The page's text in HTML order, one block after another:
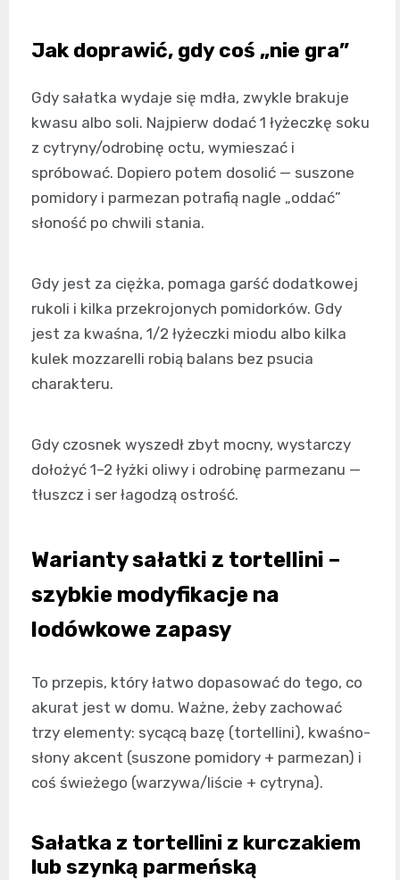
Jak doprawić, gdy coś „nie gra”
Gdy sałatka wydaje się mdła, zwykle brakuje
kwasu albo soli. Najpierw dodać 1 łyżeczkę soku
z cytryny/odrobinę octu, wymieszać i
spróbować. Dopiero potem dosolić — suszone
pomidory i parmezan potrafią nagle „oddać”
słoność po chwili stania.
Gdy jest za ciężka, pomaga garść dodatkowej
rukoli i kilka przekrojonych pomidorków. Gdy
jest za kwaśna, 1/2 łyżeczki miodu albo kilka
kulek mozzarelli robią balans bez psucia
charakteru.
Gdy czosnek wyszedł zbyt mocny, wystarczy
dołożyć 1–2 łyżki oliwy i odrobinę parmezanu —
tłuszcz i ser łagodzą ostrość.
Warianty sałatki z tortellini –
szybkie modyfikacje na
lodówkowe zapasy
To przepis, który łatwo dopasować do tego, co
akurat jest w domu. Ważne, żeby zachować
trzy elementy: sycącą bazę (tortellini), kwaśno-
słony akcent (suszone pomidory + parmezan) i
coś świeżego (warzywa/liście + cytryna).
Sałatka z tortellini z kurczakiem
lub szynką parmeńską